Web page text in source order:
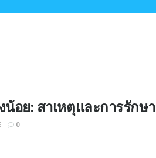
อย: สาเหตุและการรักษา
0